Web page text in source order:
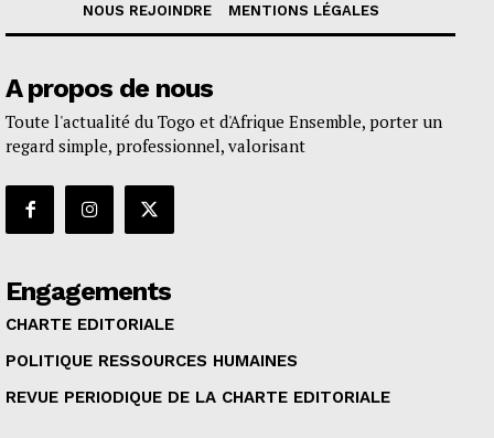
NOUS REJOINDRE
MENTIONS LÉGALES
A propos de nous
Toute l'actualité du Togo et d'Afrique Ensemble, porter un
regard simple, professionnel, valorisant
Engagements
CHARTE EDITORIALE
POLITIQUE RESSOURCES HUMAINES
REVUE PERIODIQUE DE LA CHARTE EDITORIALE